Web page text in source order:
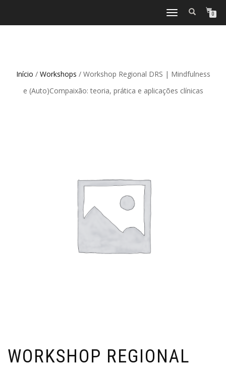
TOGGLE
0
Início / Workshops / Workshop Regional DRS | Mindfulness
e (Auto)Compaixão: teoria, prática e aplicações clínicas
WORKSHOP REGIONAL